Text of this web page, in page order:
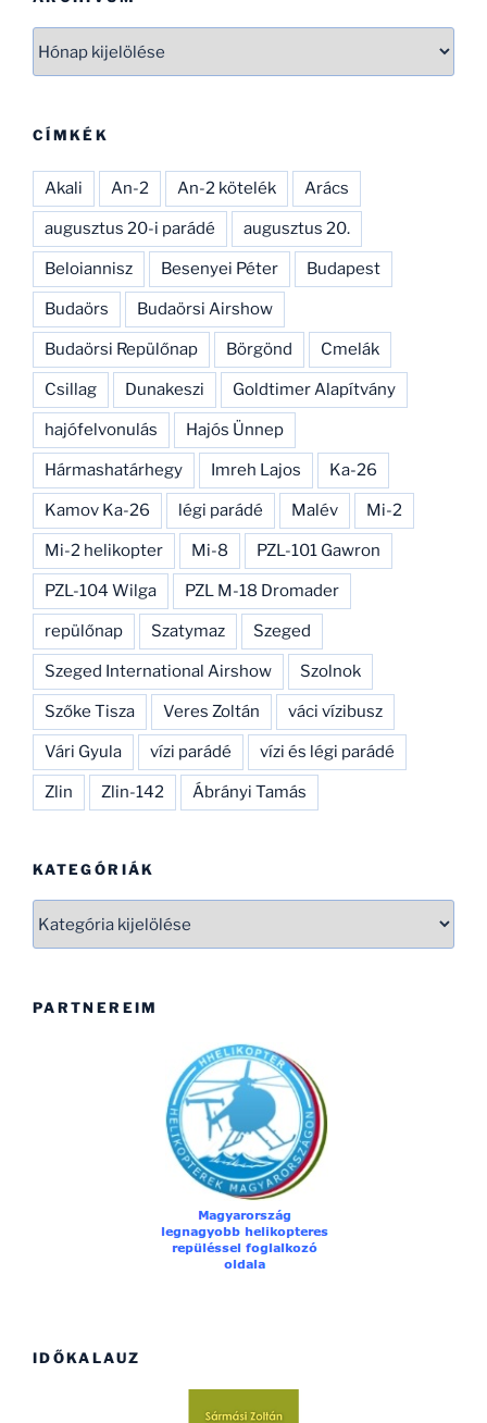
CÍMKÉK
Akali An-2 An-2 kötelék Arács
augusztus 20-i parádé augusztus 20.
Beloiannisz Besenyei Péter Budapest
Budaörs Budaörsi Airshow
Budaörsi Repülőnap Börgönd Cmelák
Csillag Dunakeszi Goldtimer Alapítvány
hajófelvonulás Hajós Ünnep
Hármashatárhegy Imreh Lajos Ka-26
Kamov Ka-26 légi parádé Malév Mi-2
Mi-2 helikopter Mi-8 PZL-101 Gawron
PZL-104 Wilga PZL M-18 Dromader
repülőnap Szatymaz Szeged
Szeged International Airshow Szolnok
Szőke Tisza Veres Zoltán váci vízibusz
Vári Gyula vízi parádé vízi és légi parádé
Zlin Zlin-142 Ábrányi Tamás
KATEGÓRIÁK
PARTNEREIM
IDŐKALAUZ